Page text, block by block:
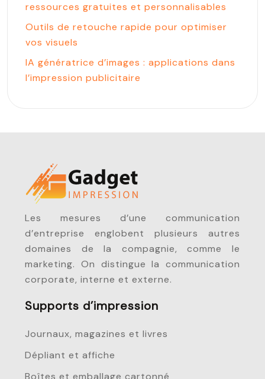
ressources gratuites et personnalisables
Outils de retouche rapide pour optimiser
vos visuels
IA génératrice d’images : applications dans
l’impression publicitaire
Les mesures d’une communication
d’entreprise englobent plusieurs autres
domaines de la compagnie, comme le
marketing. On distingue la communication
corporate, interne et externe.
Supports d’impression
Journaux, magazines et livres
Dépliant et affiche
Boîtes et emballage cartonné